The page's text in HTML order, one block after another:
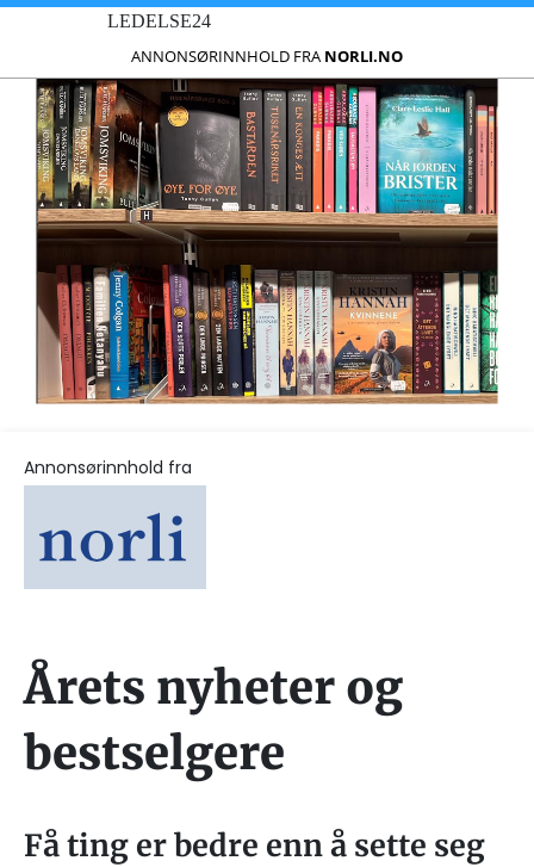
LEDELSE24
ANNONSØRINNHOLD FRA NORLI.NO
Annonsørinnhold fra
Årets nyheter og
bestselgere
Få ting er bedre enn å sette seg